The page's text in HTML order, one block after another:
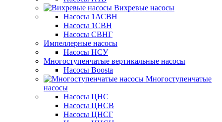
Вихревые насосы
Насосы 1АСВН
Насосы 1СВН
Насосы СВНГ
Импеллерные насосы
Насосы НСУ
Многоступенчатые вертикальные насосы
Насосы Boosta
Многоступенчатые
насосы
Насосы ЦНС
Насосы ЦНСВ
Насосы ЦНСГ